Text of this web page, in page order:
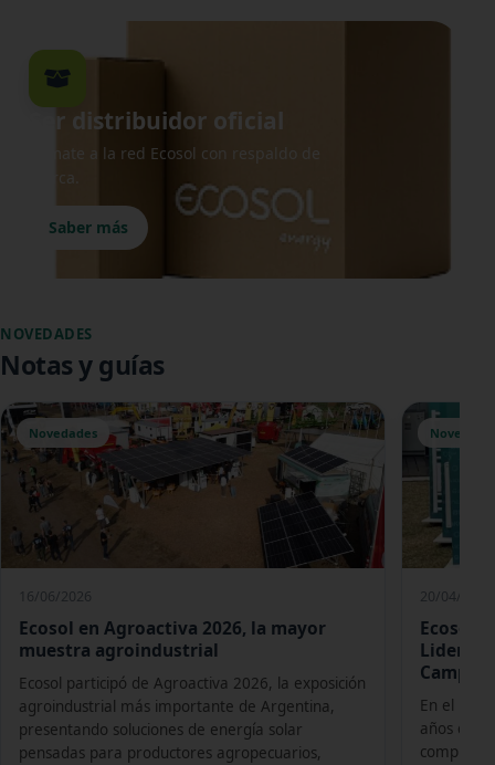
Ser distribuidor oficial
Sumate a la red Ecosol con respaldo de
marca.
Saber más
NOVEDADES
Notas y guías
Novedades
16/06/2026
Ecosol en Agroactiva 2026, la mayor
muestra agroindustrial
Ecosol participó de Agroactiva 2026, la exposición
agroindustrial más importante de Argentina,
presentando soluciones de energía solar
pensadas para productores agropecuarios,
20/04/2026
Ecosol
Campo
En el
años de